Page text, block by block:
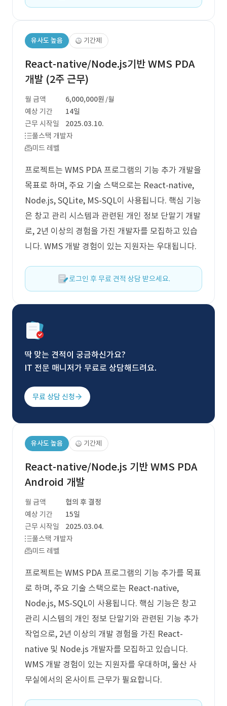
유사도 높음 기간제
React-native/Node.js기반 WMS PDA
개발 (2주 근무)
월 금액 6,000,000원 /월
예상 기간
14일
근무 시작일
2025.03.10.
풀스택 개발자
미드 레벨
프로젝트는 WMS PDA 프로그램의 기능 추가 개발을
목표로 하며, 주요 기술 스택으로는 React-native,
Node.js, SQLite, MS-SQL이 사용됩니다. 핵심 기능
은 창고 관리 시스템과 관련된 개인 정보 단말기 개발
로, 2년 이상의 경험을 가진 개발자를 모집하고 있습
니다. WMS 개발 경험이 있는 지원자는 우대됩니다.
로그인 후 무료 견적 상담 받으세요.
딱 맞는 견적이 궁금하신가요?
IT 전문 매니저가 무료로 상담해드려요.
무료 상담 신청
유사도 높음 기간제
React-native/Node.js 기반 WMS PDA
Android 개발
월 금액
협의 후 결정
예상 기간
15일
근무 시작일
2025.03.04.
풀스택 개발자
미드 레벨
프로젝트는 WMS PDA 프로그램의 기능 추가를 목표
로 하며, 주요 기술 스택으로는 React-native,
Node.js, MS-SQL이 사용됩니다. 핵심 기능은 창고
관리 시스템의 개인 정보 단말기와 관련된 기능 추가
작업으로, 2년 이상의 개발 경험을 가진 React-
native 및 Node.js 개발자를 모집하고 있습니다.
WMS 개발 경험이 있는 지원자를 우대하며, 울산 사
무실에서의 온사이트 근무가 필요합니다.